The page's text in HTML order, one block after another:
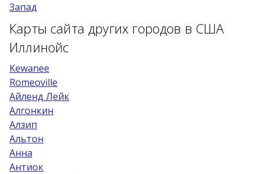
Возраст 25-70 лет?
Купон/промо
Запад
Карты сайта других городов в США
Иллинойс
Kewanee
Romeoville
Айленд Лейк
Алгонкин
Алзип
Альтон
Анна
Антиок